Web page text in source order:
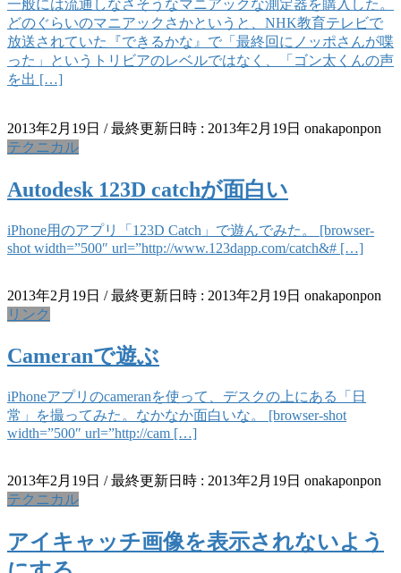
一般には流通しなさそうなマニアックな測定器を購入した。
どのぐらいのマニアックさかというと、NHK教育テレビで
放送されていた『できるかな』で「最終回にノッポさんが喋
った」というトリビアのレベルではなく、「ゴン太くんの声
を出 […]
2013年2月19日 / 最終更新日時 : 2013年2月19日 onakaponpon
テクニカル
Autodesk 123D catchが面白い
iPhone用のアプリ「123D Catch」で遊んでみた。 [browser-
shot width=”500″ url=”http://www.123dapp.com/catch&# […]
2013年2月19日 / 最終更新日時 : 2013年2月19日 onakaponpon
リンク
Cameranで遊ぶ
iPhoneアプリのcameranを使って、デスクの上にある「日
常」を撮ってみた。なかなか面白いな。 [browser-shot
width=”500″ url=”http://cam […]
2013年2月19日 / 最終更新日時 : 2013年2月19日 onakaponpon
テクニカル
アイキャッチ画像を表示されないよう